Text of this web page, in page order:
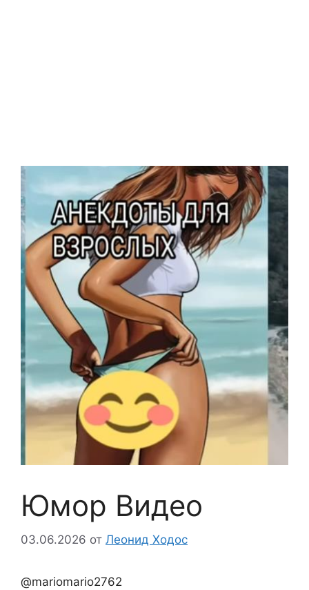
Юмор Видео
03.06.2026 от Леонид Ходос
@mariomario2762